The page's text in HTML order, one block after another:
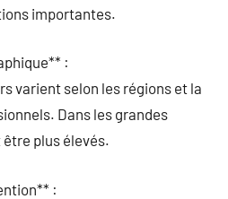
importantes.
:
varient selon les régions et la
Dans les grandes
plus élevés.
: